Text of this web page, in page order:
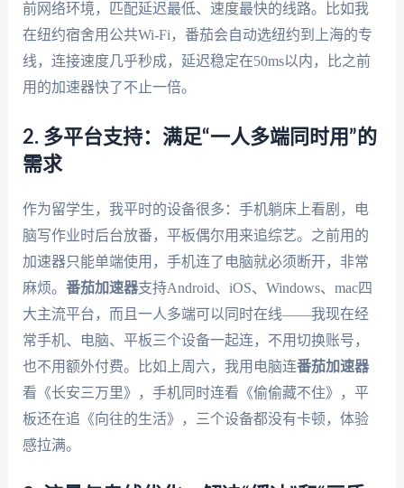
前网络环境，匹配延迟最低、速度最快的线路。比如我
在纽约宿舍用公共Wi-Fi，番茄会自动选纽约到上海的专
线，连接速度几乎秒成，延迟稳定在50ms以内，比之前
用的加速器快了不止一倍。
2. 多平台支持：满足“一人多端同时用”的
需求
作为留学生，我平时的设备很多：手机躺床上看剧，电
脑写作业时后台放番，平板偶尔用来追综艺。之前用的
加速器只能单端使用，手机连了电脑就必须断开，非常
麻烦。 番茄加速器支持Android、iOS、Windows、mac四
大主流平台，而且一人多端可以同时在线——我现在经
常手机、电脑、平板三个设备一起连，不用切换账号，
也不用额外付费。比如上周六，我用电脑连番茄加速器
看《长安三万里》，手机同时连看《偷偷藏不住》，平
板还在追《向往的生活》，三个设备都没有卡顿，体验
感拉满。